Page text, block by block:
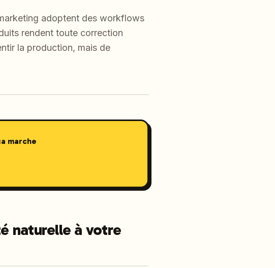
adoptent des workflows
rendent toute correction
la production, mais de
marche
naturelle à votre